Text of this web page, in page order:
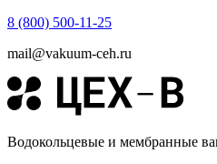
8 (800) 500-11-25
mail@vakuum-ceh.ru
Водокольцевые и мембранные